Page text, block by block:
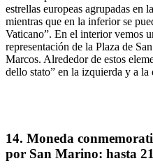
estrellas europeas agrupadas en
mientras que en la inferior se
Vaticano”. En el interior vemos
representación de la Plaza de
Marcos. Alrededor de estos
dello stato” en la izquierda y a la
14. Moneda
por San Marino: hasta